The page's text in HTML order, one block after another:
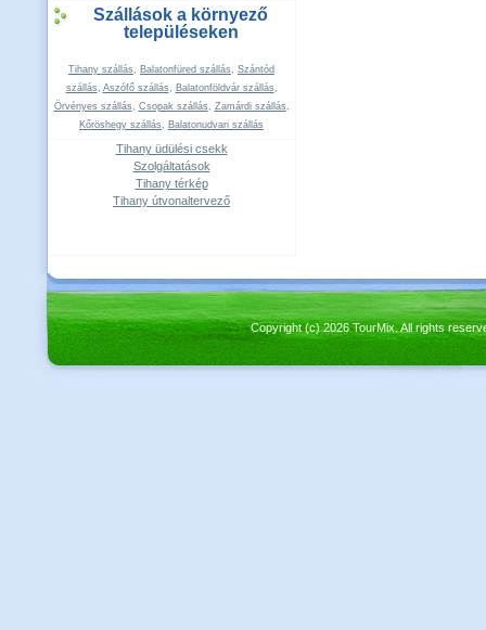
Szállások a környező
településeken
Tihany szállás, Balatonfüred szállás, Szántód
szállás, Aszófő szállás, Balatonföldvár szállás,
Örvényes szállás, Csopak szállás, Zamárdi szállás,
Kőröshegy szállás, Balatonudvari szállás
Tihany üdülési csekk
Szolgáltatások
Tihany térkép
Tihany útvonaltervező
Copyright (c) 2026 TourMix. All rights